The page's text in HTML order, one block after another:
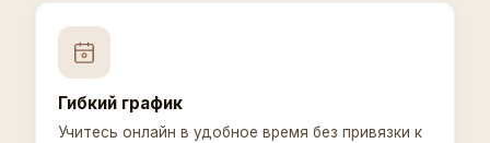
Гибкий график
Учитесь онлайн в удобное время без привязки к